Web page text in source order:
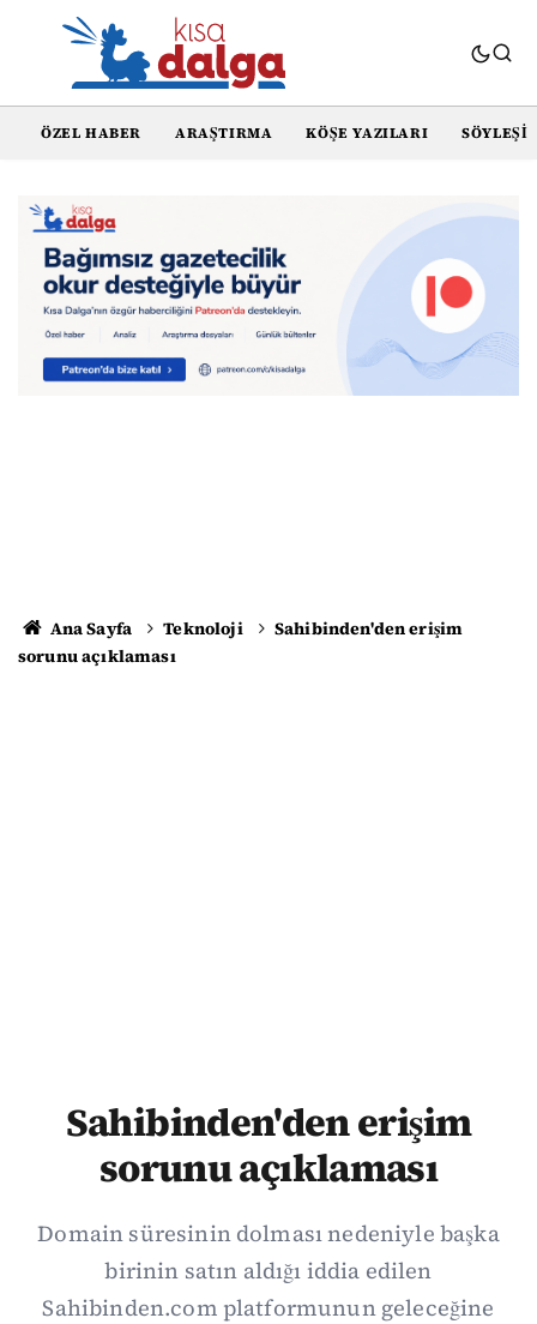
ÖZEL HABER ARAŞTIRMA KÖŞE YAZILARI SÖYLEŞI
Ana Sayfa Teknoloji
Sahibinden'den erişim
sorunu açıklaması
Sahibinden'den erişim
sorunu açıklaması
Domain süresinin dolması nedeniyle başka
birinin satın aldığı iddia edilen
Sahibinden.com platformunun geleceğine